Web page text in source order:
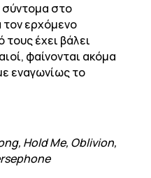
σύντομα στο
τον ερχόμενο
έχει βάλει
φαίνονται ακόμα
εναγωνίως το
Hold Me, Oblivion,